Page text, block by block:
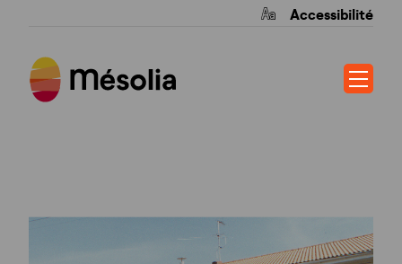
Accessibilité